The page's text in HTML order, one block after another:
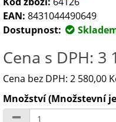
EAN: 8431044490649
Dostupnost:
Cena s DPH: 3
Cena bez DPH: 2 580,00
Množství (Množstevní